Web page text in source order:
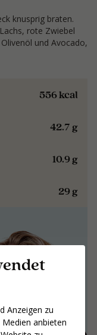
Anzeigen zu
anbieten
knusprig braten.
rote Zwiebel
und Avocado,
556 kcal
42.7 g
10.9 g
29 g